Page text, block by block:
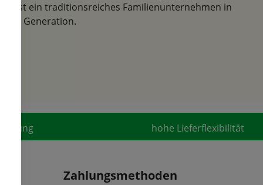
und ist ein traditionsreiches Familienunternehmen in
der 6. Generation.
hohe Lieferflexibilität
Zahlungsmethoden